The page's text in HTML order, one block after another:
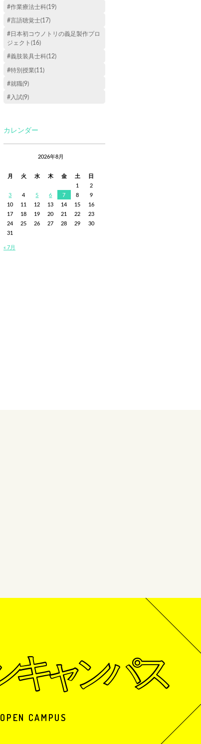
#作業療法士科(19)
#言語聴覚士(17)
#日本初コウノトリの義足製作プロ
ジェクト(16)
#義肢装具士科(12)
#特別授業(11)
#就職(9)
#入試(9)
カレンダー
2026年8月
月 火 水 木 金 土
日
1
2
3
4 5 6 7 8
9
10
11 12 13 14 15
16
17
18 19 20 21 22
23
24
25 26 27 28 29
30
31
« 7月
OPEN CAMPUS